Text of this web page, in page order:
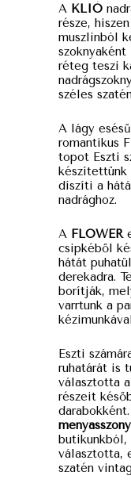
A KLIÓ
része,
muszlinból
réteg teszi
széles
A lágy
romantikus
topot Eszti
készítettünk
díszíti a
nadrághoz.
A FLOWER
csipkéből
hátát
derekadra.
borítják,
varrtunk a
Eszti
ruhatárát is
választotta
részeit
butikunkból,
választotta,
szatén